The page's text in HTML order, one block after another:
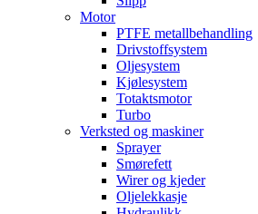
Motor
PTFE metallbehandling
Drivstoffsystem
Oljesystem
Kjølesystem
Totaktsmotor
Turbo
Verksted og maskiner
Sprayer
Smørefett
Wirer og kjeder
Oljelekkasje